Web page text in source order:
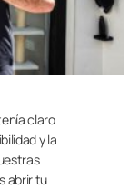
claro
y la
abrir tu